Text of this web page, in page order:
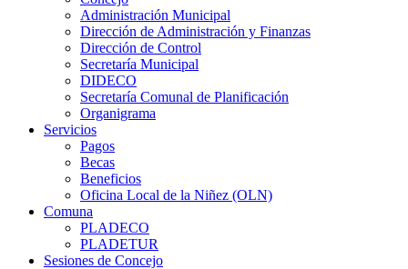
Administración Municipal
Dirección de Administración y Finanzas
Dirección de Control
Secretaría Municipal
DIDECO
Secretaría Comunal de Planificación
Organigrama
Servicios
Pagos
Becas
Beneficios
Oficina Local de la Niñez (OLN)
Comuna
PLADECO
PLADETUR
Sesiones de Concejo